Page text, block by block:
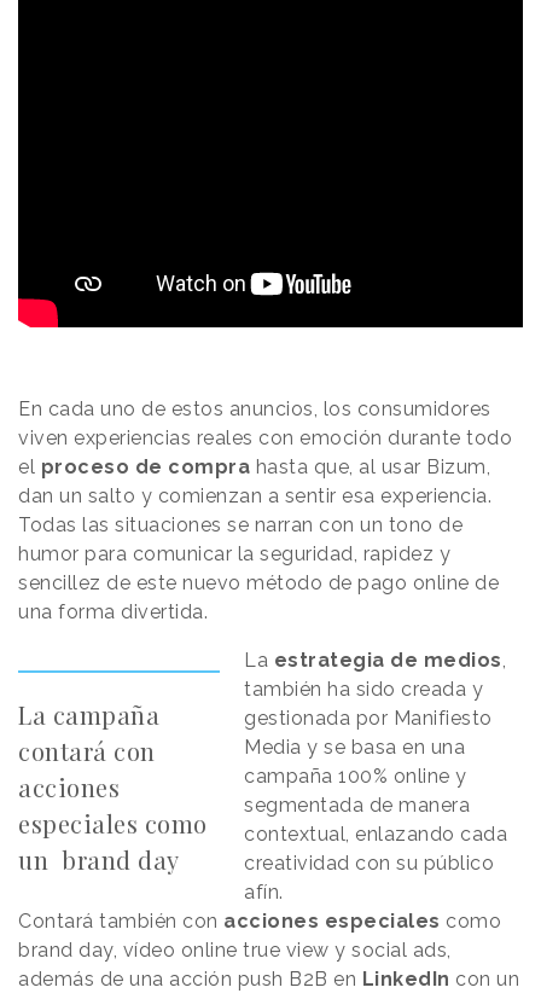
En cada uno de estos anuncios, los consumidores
viven experiencias reales con emoción durante todo
el proceso de compra hasta que, al usar Bizum,
dan un salto y comienzan a sentir esa experiencia.
Todas las situaciones se narran con un tono de
humor para comunicar la seguridad, rapidez y
sencillez de este nuevo método de pago online de
una forma divertida.
La campaña
contará con
acciones
especiales como
un brand day
La estrategia de medios,
también ha sido creada y
gestionada por Manifiesto
Media y se basa en una
campaña 100% online y
segmentada de manera
contextual, enlazando cada
creatividad con su público
afín.
Contará también con acciones especiales como
brand day, vídeo online true view y social ads,
además de una acción push B2B en LinkedIn con un